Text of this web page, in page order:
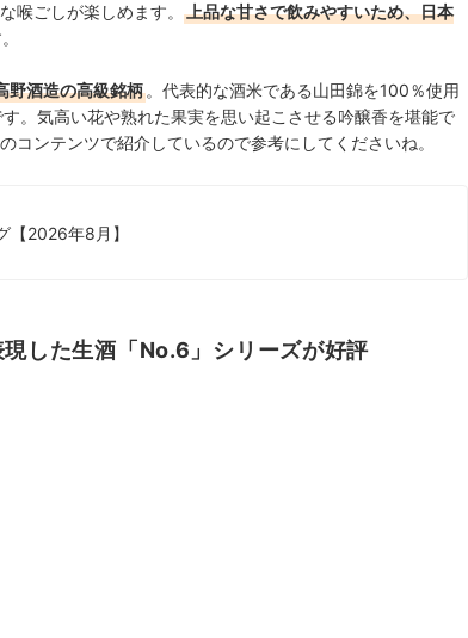
喉ごしが楽しめます。
上品な甘さで飲みやすいため、日本
野酒造の高級銘柄。代表的な酒米である山田錦を100％使用
。気高い花や熟れた果実を思い起こさせる吟醸香を堪能で
コンテンツで紹介しているので参考にしてくださいね。
【2026年8月】
した生酒「No.6」シリーズが好評